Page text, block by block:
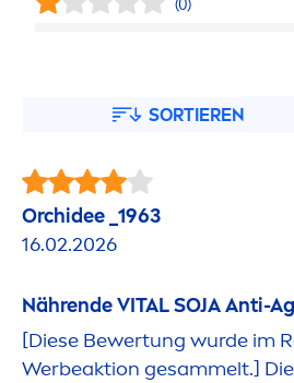
(0)
SORTIEREN
Orchidee _1963
16.02.2026
NährendeVITALSOJAAnti-
[Diese Bewertung wurde im
Werbeaktion gesammelt.] Die